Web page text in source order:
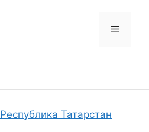
Меню
Республика Татарстан